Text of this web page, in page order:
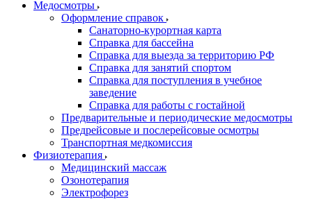
Медосмотры
Оформление справок
Санаторно-курортная карта
Справка для бассейна
Справка для выезда за территорию РФ
Справка для занятий спортом
Справка для поступления в учебное
заведение
Справка для работы с гостайной
Предварительные и периодические медосмотры
Предрейсовые и послерейсовые осмотры
Транспортная медкомиссия
Физиотерапия
Медицинский массаж
Озонотерапия
Электрофорез